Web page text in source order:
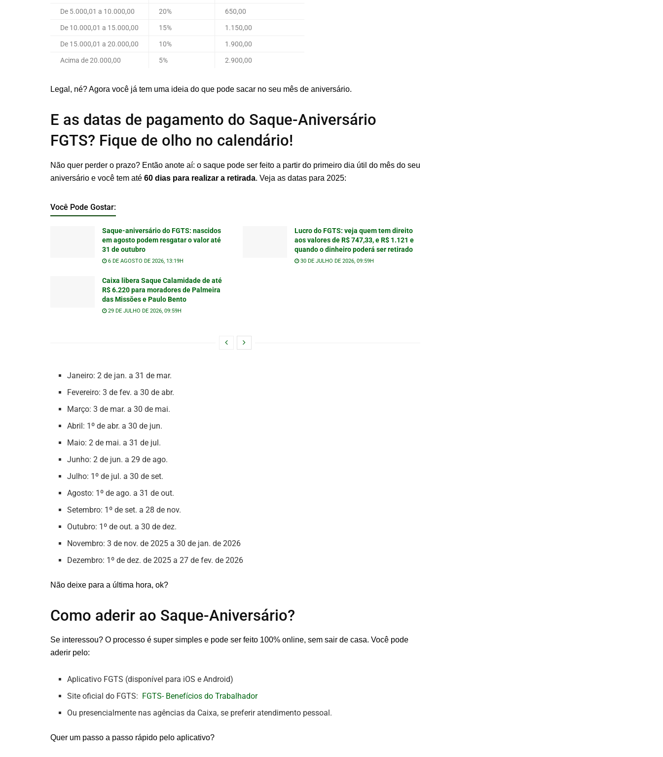
De 5.000,01 a 10.000,00 20% 650,00
De 10.000,01 a 15.000,00 15% 1.150,00
De 15.000,01 a 20.000,00 10% 1.900,00
Acima de 20.000,00 5% 2.900,00
Legal, né? Agora você já tem uma ideia do que pode sacar no seu mês de aniversário.
E as datas de pagamento do Saque-Aniversário
FGTS? Fique de olho no calendário!
Não quer perder o prazo? Então anote aí: o saque pode ser feito a partir do primeiro dia útil do mês do seu
aniversário e você tem até 60 dias para realizar a retirada. Veja as datas para 2025:
Você Pode Gostar:
Saque-aniversário do FGTS: nascidos
em agosto podem resgatar o valor até
31 de outubro
6 DE AGOSTO DE 2026, 13:19H
Lucro do FGTS: veja quem tem direito
aos valores de R$ 747,33, e R$ 1.121 e
quando o dinheiro poderá ser retirado
30 DE JULHO DE 2026, 09:59H
Caixa libera Saque Calamidade de até
R$ 6.220 para moradores de Palmeira
das Missões e Paulo Bento
29 DE JULHO DE 2026, 09:59H
Janeiro: 2 de jan. a 31 de mar.
Fevereiro: 3 de fev. a 30 de abr.
Março: 3 de mar. a 30 de mai.
Abril: 1º de abr. a 30 de jun.
Maio: 2 de mai. a 31 de jul.
Junho: 2 de jun. a 29 de ago.
Julho: 1º de jul. a 30 de set.
Agosto: 1º de ago. a 31 de out.
Setembro: 1º de set. a 28 de nov.
Outubro: 1º de out. a 30 de dez.
Novembro: 3 de nov. de 2025 a 30 de jan. de 2026
Dezembro: 1º de dez. de 2025 a 27 de fev. de 2026
Não deixe para a última hora, ok?
Como aderir ao Saque-Aniversário?
Se interessou? O processo é super simples e pode ser feito 100% online, sem sair de casa. Você pode
aderir pelo:
Aplicativo FGTS (disponível para iOS e Android)
Site oficial do FGTS: FGTS- Benefícios do Trabalhador
Ou presencialmente nas agências da Caixa, se preferir atendimento pessoal.
Quer um passo a passo rápido pelo aplicativo?